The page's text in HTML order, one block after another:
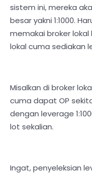
sistem ini, mereka
besar yakni 1:1000.
memakai broker
lokal cuma sediakan
Misalkan di broker
cuma dapat OP
dengan leverage
lot sekalian.
Ingat, penyeleksian